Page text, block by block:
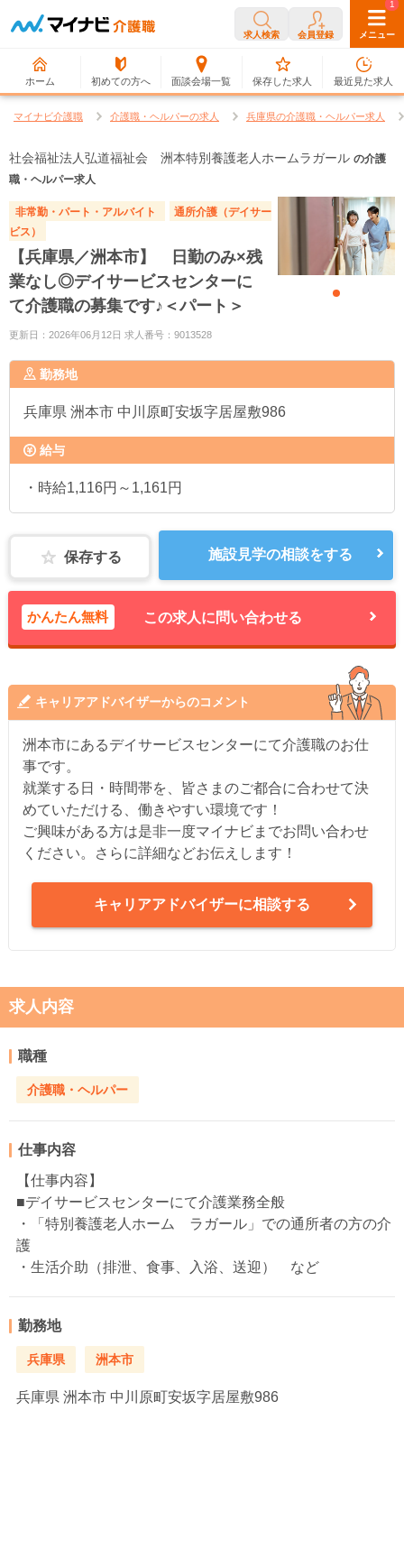
求人検索 会員登録 メニュー
ホーム 初めての方へ 面談会場一覧
0
保存した求人
1
最近見た求人
マイナビ介護職 介護職・ヘルパーの求人 兵庫県の介護職・ヘルパー求人
社会福祉法人弘道福祉会 洲本特別養護老人ホームラガール の介護
職・ヘルパー求人
非常勤・パート・アルバイト
通所介護（デイサー
ビス）
【兵庫県／洲本市】 日勤のみ×残
業なし◎デイサービスセンターに
て介護職の募集です♪＜パート＞
更新日：2026年06月12日 求人番号：9013528
勤務地
兵庫県 洲本市 中川原町安坂字居屋敷986
給与
・時給1,116円～1,161円
保存する 施設見学の相談をする
かんたん無料 この求人に問い合わせる
キャリアアドバイザーからのコメント
洲本市にあるデイサービスセンターにて介護職のお仕
事です。
就業する日・時間帯を、皆さまのご都合に合わせて決
めていただける、働きやすい環境です！
ご興味がある方は是非一度マイナビまでお問い合わせ
ください。さらに詳細などお伝えします！
キャリアアドバイザーに相談する
求人内容
職種
介護職・ヘルパー
仕事内容
【仕事内容】
■デイサービスセンターにて介護業務全般
・「特別養護老人ホーム ラガール」での通所者の方の介
護
・生活介助（排泄、食事、入浴、送迎） など
勤務地
兵庫県 洲本市
兵庫県 洲本市 中川原町安坂字居屋敷986